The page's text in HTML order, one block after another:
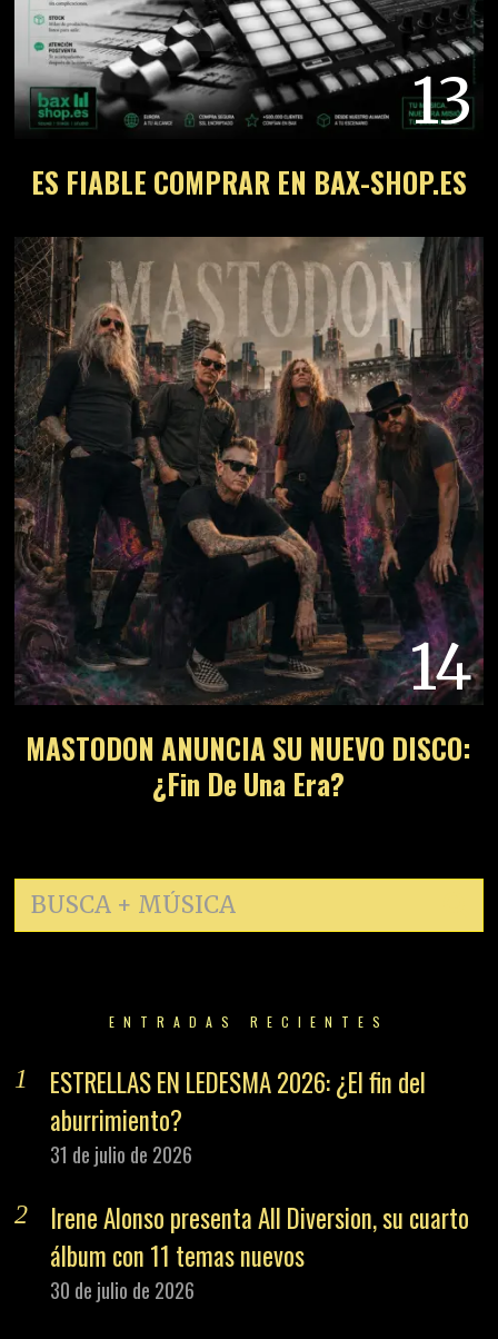
13
ES FIABLE COMPRAR EN BAX-SHOP.ES
14
MASTODON ANUNCIA SU NUEVO DISCO:
¿Fin De Una Era?
ENTRADAS RECIENTES
ESTRELLAS EN LEDESMA 2026: ¿El fin del
aburrimiento?
31 de julio de 2026
Irene Alonso presenta All Diversion, su cuarto
álbum con 11 temas nuevos
30 de julio de 2026